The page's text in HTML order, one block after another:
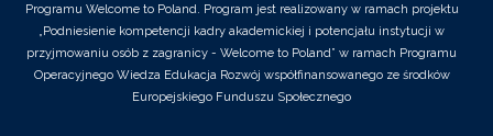
Programu Welcome to Poland. Program jest realizowany w ramach projektu
„Podniesienie kompetencji kadry akademickiej i potencjału instytucji w
przyjmowaniu osób z zagranicy - Welcome to Poland” w ramach Programu
Operacyjnego Wiedza Edukacja Rozwój współfinansowanego ze środków
Europejskiego Funduszu Społecznego